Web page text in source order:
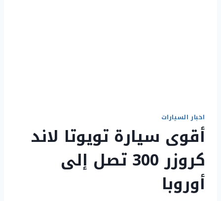
اخبار السيارات
أقوى سيارة تويوتا لاند
كروزر 300 تصل إلى
أوروبا